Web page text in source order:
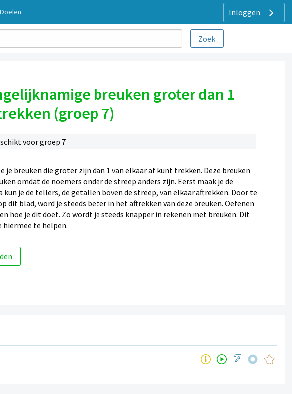
Inloggen
Doelen
breuken groter dan 1
(groep 7)
voor groep 7
je breuken die groter zijn dan 1 van elkaar af kunt trekken. Deze breuken
omdat de noemers onder de streep anders zijn. Eerst maak je de
kun je de tellers, de getallen boven de streep, van elkaar aftrekken. Door te
dit blad, word je steeds beter in het aftrekken van deze breuken. Oefenen
hoe je dit doet. Zo wordt je steeds knapper in rekenen met breuken. Dit
hiermee te helpen.